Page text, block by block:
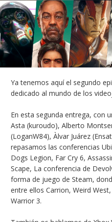
Ya tenemos aquí el segundo
dedicado al mundo de los
En esta segunda entrega, con
Asta (kuroudo), Alberto
(LoganW84), Àlvar Juárez
repasamos las conferencias
Dogs Legion, Far Cry 6,
Scape, La conferencia de
forma de juego de Steam,
entre ellos Carrion, Weird
Warrior 3.